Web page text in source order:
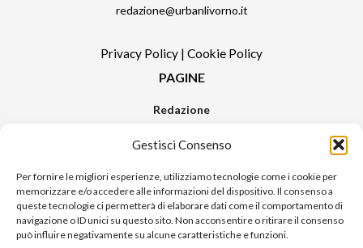
Gestisci Consenso
Per fornire le migliori esperienze, utilizziamo tecnologie come i cookie per
memorizzare e/o accedere alle informazioni del dispositivo. Il consenso a
queste tecnologie ci permetterà di elaborare dati come il comportamento di
navigazione o ID unici su questo sito. Non acconsentire o ritirare il consenso
può influire negativamente su alcune caratteristiche e funzioni.
redazione@urbanlivorno.it
Privacy Policy | Cookie Policy
PAGINE
Redazione
Pubblicità
Sitemap
RUBRICHE
Notizie in Primo Piano